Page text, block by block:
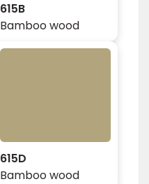
615B
Bamboo wood
615D
Bamboo wood